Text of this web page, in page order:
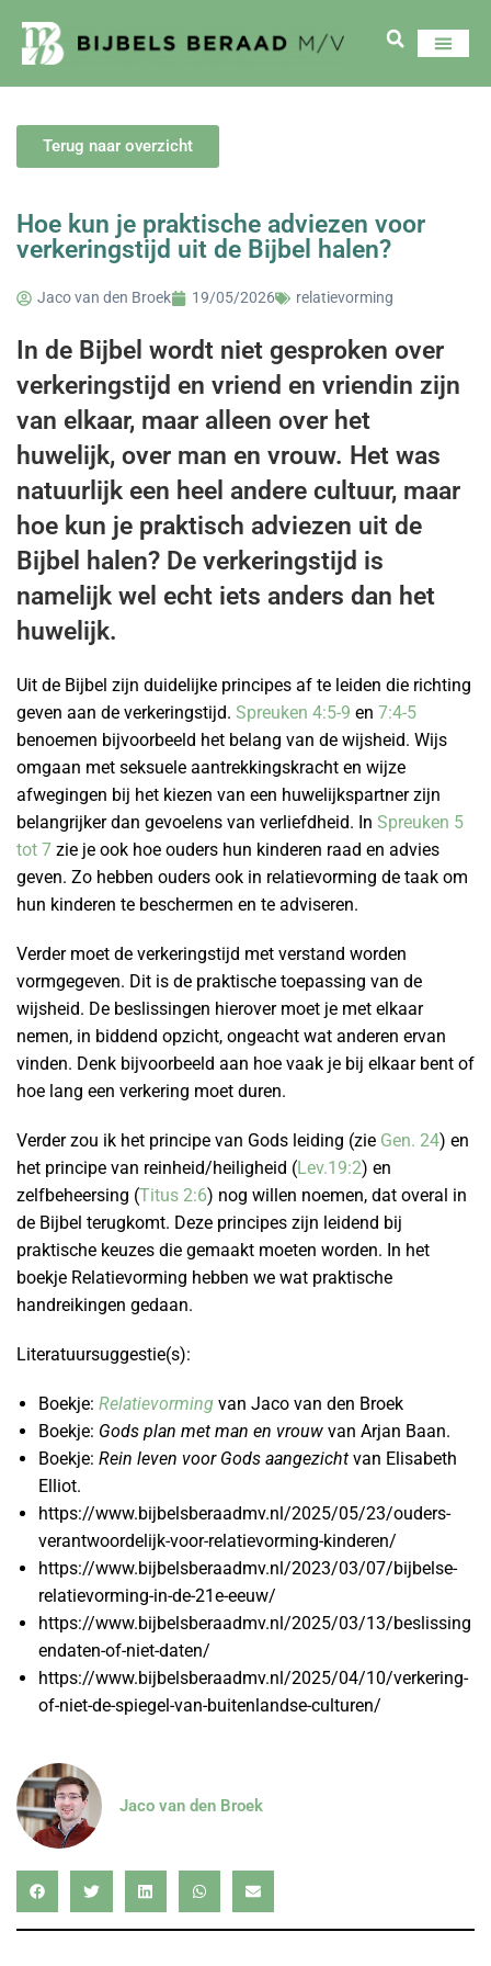
Terug naar overzicht
Hoe kun je praktische adviezen voor
verkeringstijd uit de Bijbel halen?
Jaco van den Broek 19/05/2026 relatievorming
In de Bijbel wordt niet gesproken over
verkeringstijd en vriend en vriendin zijn
van elkaar, maar alleen over het
huwelijk, over man en vrouw. Het was
natuurlijk een heel andere cultuur, maar
hoe kun je praktisch adviezen uit de
Bijbel halen? De verkeringstijd is
namelijk wel echt iets anders dan het
huwelijk.
Uit de Bijbel zijn duidelijke principes af te leiden die richting
geven aan de verkeringstijd. Spreuken 4:5-9 en 7:4-5
benoemen bijvoorbeeld het belang van de wijsheid. Wijs
omgaan met seksuele aantrekkingskracht en wijze
afwegingen bij het kiezen van een huwelijkspartner zijn
belangrijker dan gevoelens van verliefdheid. In Spreuken 5
tot 7 zie je ook hoe ouders hun kinderen raad en advies
geven. Zo hebben ouders ook in relatievorming de taak om
hun kinderen te beschermen en te adviseren.
Verder moet de verkeringstijd met verstand worden
vormgegeven. Dit is de praktische toepassing van de
wijsheid. De beslissingen hierover moet je met elkaar
nemen, in biddend opzicht, ongeacht wat anderen ervan
vinden. Denk bijvoorbeeld aan hoe vaak je bij elkaar bent of
hoe lang een verkering moet duren.
Verder zou ik het principe van Gods leiding (zie Gen. 24) en
het principe van reinheid/heiligheid (Lev.19:2) en
zelfbeheersing (Titus 2:6) nog willen noemen, dat overal in
de Bijbel terugkomt. Deze principes zijn leidend bij
praktische keuzes die gemaakt moeten worden. In het
boekje Relatievorming hebben we wat praktische
handreikingen gedaan.
Literatuursuggestie(s):
Boekje: Relatievorming van Jaco van den Broek
Boekje: Gods plan met man en vrouw van Arjan Baan.
Boekje: Rein leven voor Gods aangezicht van Elisabeth
Elliot.
https://www.bijbelsberaadmv.nl/2025/05/23/ouders-
verantwoordelijk-voor-relatievorming-kinderen/
https://www.bijbelsberaadmv.nl/2023/03/07/bijbelse-
relatievorming-in-de-21e-eeuw/
https://www.bijbelsberaadmv.nl/2025/03/13/beslissing
endaten-of-niet-daten/
https://www.bijbelsberaadmv.nl/2025/04/10/verkering-
of-niet-de-spiegel-van-buitenlandse-culturen/
Jaco van den Broek